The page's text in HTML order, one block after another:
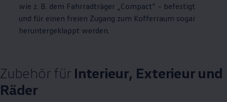
wie z. B. dem Fahrradträger „Compact“ – befestigt
und für einen freien Zugang zum Kofferraum sogar
heruntergeklappt werden.
Zubehörfür Interieur, Exterieur und
Räder